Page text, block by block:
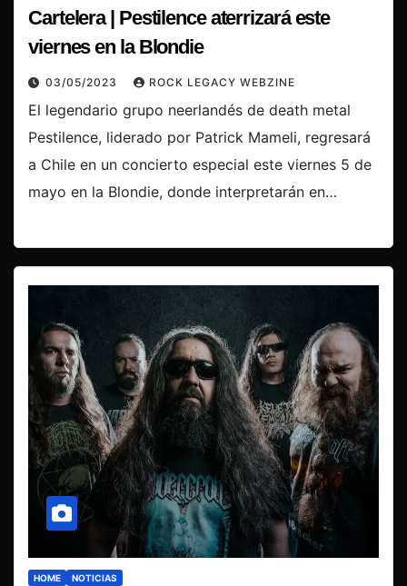
Cartelera | Pestilence aterrizará este
viernes en la Blondie
03/05/2023 ROCK LEGACY WEBZINE
El legendario grupo neerlandés de death metal
Pestilence, liderado por Patrick Mameli, regresará
a Chile en un concierto especial este viernes 5 de
mayo en la Blondie, donde interpretarán en…
HOME NOTICIAS